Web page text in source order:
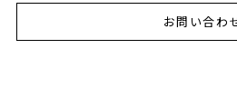
お問い合わ